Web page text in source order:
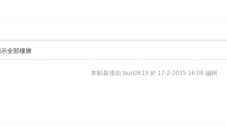
全部樓層
本帖最後由 tsun0619 於 17-2-2015 16:08 編輯